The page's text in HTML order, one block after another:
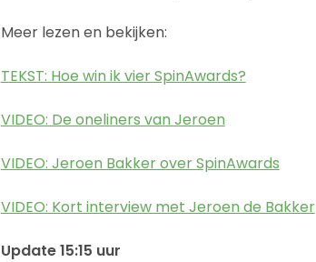
Meer lezen en bekijken:
TEKST: Hoe win ik vier SpinAwards?
VIDEO: De oneliners van Jeroen
VIDEO: Jeroen Bakker over SpinAwards
VIDEO: Kort interview met Jeroen de Bakker
Update 15:15 uur